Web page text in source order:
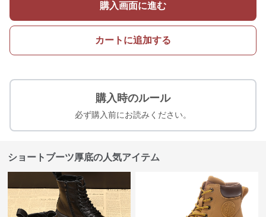
購入画面に進む
カートに追加する
購入時のルール
必ず購入前にお読みください。
ショートブーツ厚底の人気アイテム